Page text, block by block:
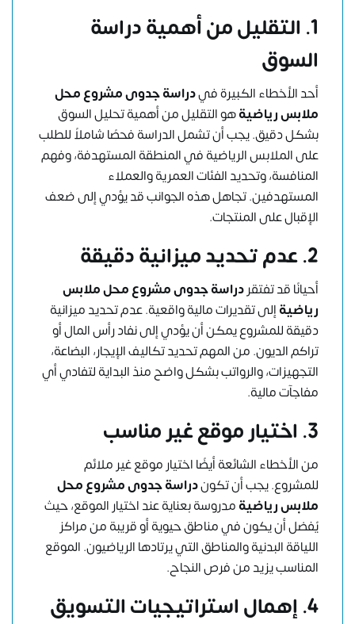
1. التقليل من أهمية دراسة
السوق
أحد الأخطاء الكبيرة فيدراسة جدوى مشروع محل
ملابس رياضيةهو التقليل من أهمية تحليل السوق
بشكل دقيق. يجب أن تشمل الدراسة فحصًا شاملاً للطلب
على الملابس الرياضية في المنطقة المستهدفة، وفهم
المنافسة، وتحديد الفئات العمرية والعملاء
المستهدفين. تجاهل هذه الجوانب قد يؤدي إلى ضعف
الإقبال على المنتجات.
2. عدم تحديد ميزانية دقيقة
أحيانًا قد تفتقردراسة جدوى مشروع محل ملابس
رياضيةإلى تقديرات مالية واقعية. عدم تحديد ميزانية
دقيقة للمشروع يمكن أن يؤدي إلى نفاد رأس المال أو
تراكم الديون. من المهم تحديد تكاليف الإيجار، البضاعة،
التجهيزات، والرواتب بشكل واضح منذ البداية لتفادي أي
مفاجآت مالية.
3. اختيار موقع غير مناسب
من الأخطاء الشائعة أيضًا اختيار موقع غير ملائم
للمشروع. يجب أن تكوندراسة جدوى مشروع محل
ملابس رياضيةمدروسة بعناية عند اختيار الموقع، حيث
يُفضل أن يكون في مناطق حيوية أو قريبة من مراكز
اللياقة البدنية والمناطق التي يرتادها الرياضيون. الموقع
المناسب يزيد من فرص النجاح.
4. إهمال استراتيجيات التسويق